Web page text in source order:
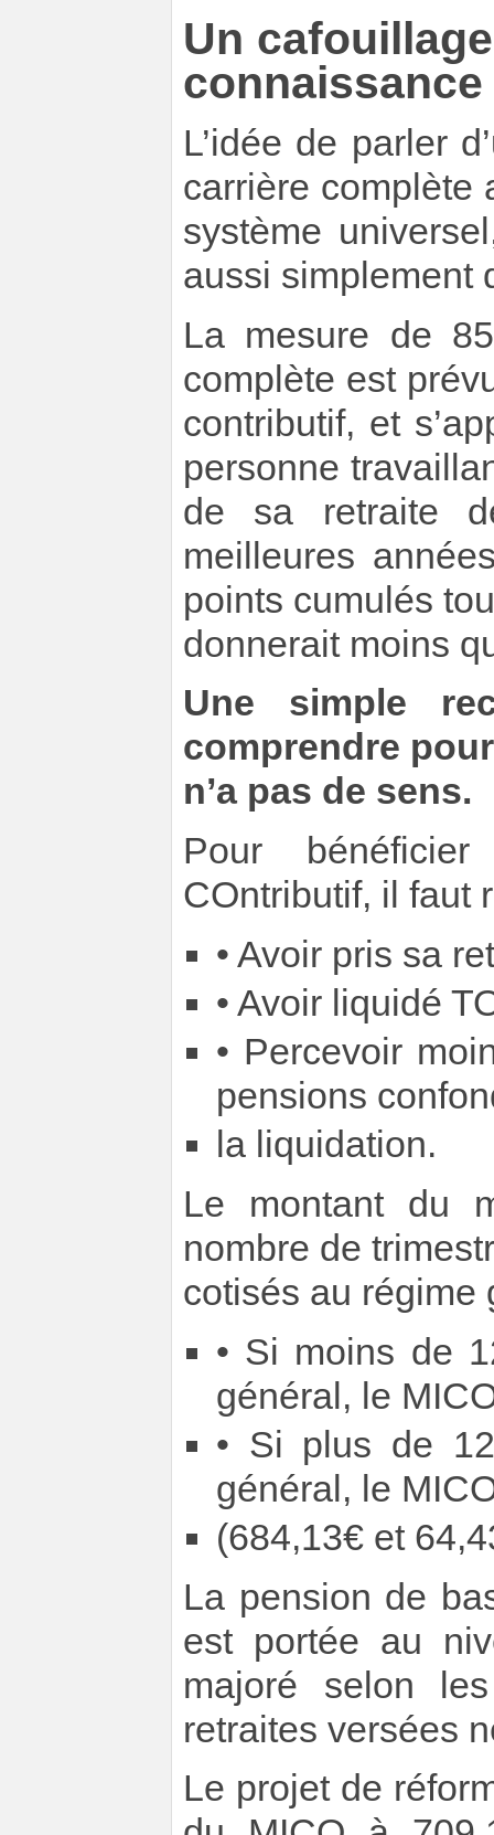
Un
L’idée de parler
carrière complète
système
aussi simplement
La mesure de
complète est
contributif, et
personne
de sa retraite
meilleures
points cumulés
donnerait moins
Une simple
comprendre
n’a pas de sens.
Pour
COntributif, il faut
• Avoir pris sa
• Avoir liquidé
• Percevoir
pensions
la liquidation.
Le montant du
nombre de
cotisés au régime
• Si moins de
général, le
• Si plus de
général, le
(684,13€ et
La pension de
est portée au
majoré selon
retraites versées
Le projet de